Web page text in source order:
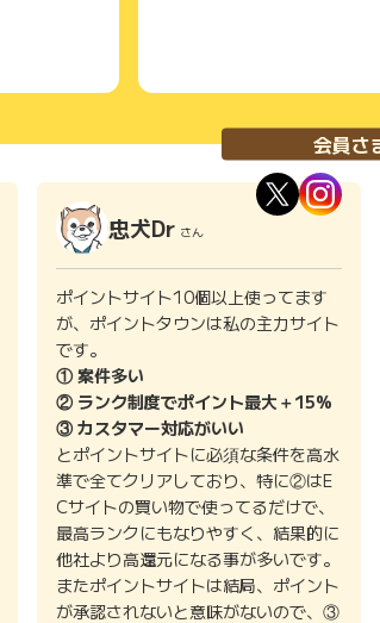
会員さ
忠犬Dr さん
ポイントサイト10個以上使ってます
が、ポイントタウンは私の主力サイト
です。
① 案件多い
② ランク制度でポイント最大＋15%
③ カスタマー対応がいい
とポイントサイトに必須な条件を高水
準で全てクリアしており、特に②はE
Cサイトの買い物で使ってるだけで、
最高ランクにもなりやすく、結果的に
他社より高還元になる事が多いです。
またポイントサイトは結局、ポイント
が承認されないと意味がないので、③